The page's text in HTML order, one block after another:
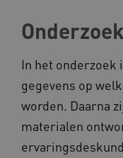
In het onderzoek
gegevens op
worden. Daarna
materialen__cf_bm